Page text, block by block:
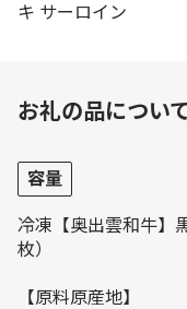
キ サーロイン
お礼の品につい
容量
冷凍【奥出雲和牛】
枚）
【原料原産地】